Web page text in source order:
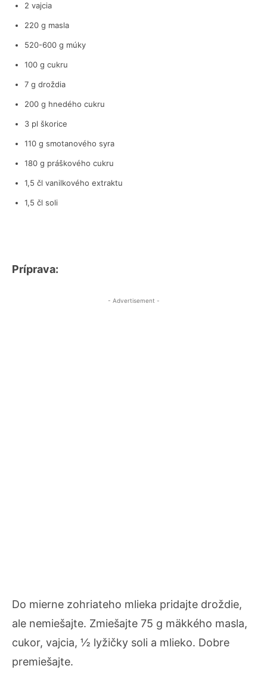
2 vajcia
220 g masla
520-600 g múky
100 g cukru
7 g droždia
200 g hnedého cukru
3 pl škorice
110 g smotanového syra
180 g práškového cukru
1,5 čl vanilkového extraktu
1,5 čl soli
Príprava:
- Advertisement -
Do mierne zohriateho mlieka pridajte droždie,
ale nemiešajte. Zmiešajte 75 g mäkkého masla,
cukor, vajcia, ½ lyžičky soli a mlieko. Dobre
premiešajte.